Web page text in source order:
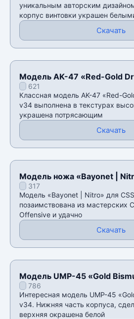
уникальным авторским
корпус винтовки украшен
Скачать
Модель AK-47 «Red-Gold
v34621
Классная модель AK-47 «Red-
v34 выполнена в текстурах
украшена потрясающим
Скачать
Модель ножа «Bayonet |
317
Модель «Bayonet | Nitro» для
позаимствована из мастерских
Offensive и удачно
Скачать
Модель UMP-45 «Gold
786
Интересная модель UMP-45
v34. Нижняя часть корпуса,
верхняя окрашена белой